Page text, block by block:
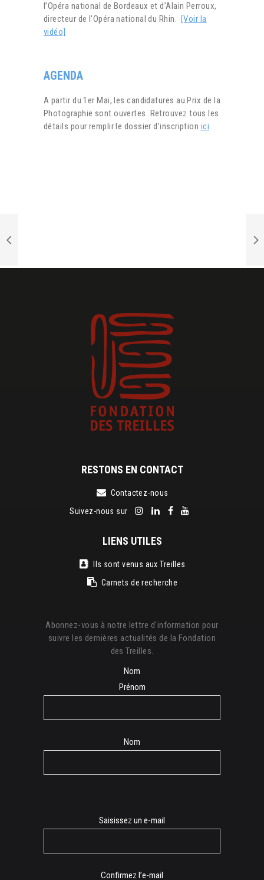
l’Opéra national de Bordeaux et d’Alain Perroux,
directeur de l’Opéra national du Rhin. [Voir la
vidéo]
AGENDA
A partir du 1er Mai, les candidatures au Prix de la
Photographie sont ouvertes. Retrouvez tous les
détails pour remplir le dossier d’inscription ici
RESTONS EN CONTACT
Contactez-nous
Suivez-nous sur
LIENS UTILES
Ils sont venus aux Treilles
Carnets de recherche
Abonnez-vous à notre lettre d'information pour
suivre les dernières actualités de la Fondation
des Treilles.
Nom
Prénom
Nom
Saisissez un e-mail
Confirmez l’e-mail